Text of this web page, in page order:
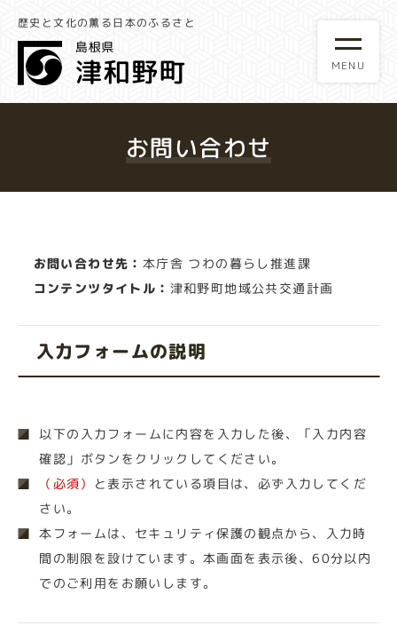
歴史と文化の薫る日本のふるさと
お問い合わせ
お問い合わせ先： 本庁舎 つわの暮らし推進課
コンテンツタイトル： 津和野町地域公共交通計画
入力フォームの説明
以下の入力フォームに内容を入力した後、「入力内容
確認」ボタンをクリックしてください。
（必須） と表示されている項目は、必ず入力してくだ
さい。
本フォームは、セキュリティ保護の観点から、入力時
間の制限を設けています。本画面を表示後、60分以内
でのご利用をお願いします。